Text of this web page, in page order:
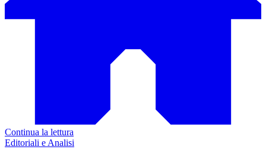
Continua la lettura
Editoriali e Analisi